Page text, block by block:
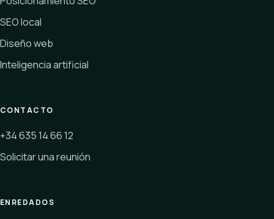
SEO local
Diseño web
Inteligencia artificial
CONTACTO
+34 635 14 66 12
Solicitar una reunión
ENREDADOS